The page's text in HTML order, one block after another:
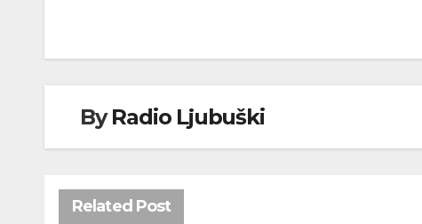
ByRadio Ljubuški
Related Post